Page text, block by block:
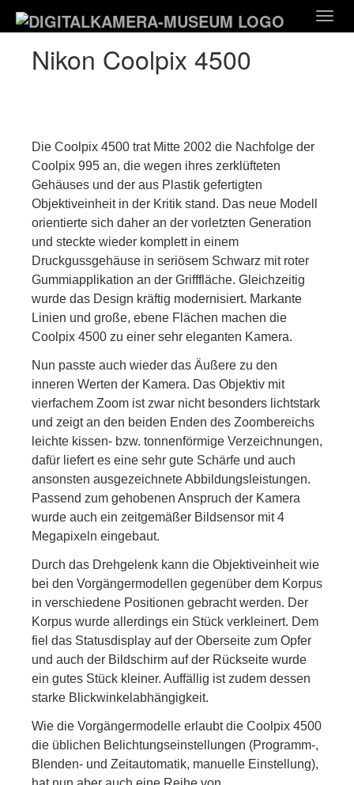
Hauptinhalt
Nikon Coolpix 4500
Die Coolpix 4500 trat Mitte 2002 die Nachfolge der
Coolpix 995 an, die wegen ihres zerklüfteten
Gehäuses und der aus Plastik gefertigten
Objektiveinheit in der Kritik stand. Das neue Modell
orientierte sich daher an der vorletzten Generation
und steckte wieder komplett in einem
Druckgussgehäuse in seriösem Schwarz mit roter
Gummiapplikation an der Grifffläche. Gleichzeitig
wurde das Design kräftig modernisiert. Markante
Linien und große, ebene Flächen machen die
Coolpix 4500 zu einer sehr eleganten Kamera.
Nun passte auch wieder das Äußere zu den
inneren Werten der Kamera. Das Objektiv mit
vierfachem Zoom ist zwar nicht besonders lichtstark
und zeigt an den beiden Enden des Zoombereichs
leichte kissen- bzw. tonnenförmige Verzeichnungen,
dafür liefert es eine sehr gute Schärfe und auch
ansonsten ausgezeichnete Abbildungsleistungen.
Passend zum gehobenen Anspruch der Kamera
wurde auch ein zeitgemäßer Bildsensor mit 4
Megapixeln eingebaut.
Durch das Drehgelenk kann die Objektiveinheit wie
bei den Vorgängermodellen gegenüber dem Korpus
in verschiedene Positionen gebracht werden. Der
Korpus wurde allerdings ein Stück verkleinert. Dem
fiel das Statusdisplay auf der Oberseite zum Opfer
und auch der Bildschirm auf der Rückseite wurde
ein gutes Stück kleiner. Auffällig ist zudem dessen
starke Blickwinkelabhängigkeit.
Wie die Vorgängermodelle erlaubt die Coolpix 4500
die üblichen Belichtungseinstellungen (Programm-,
Blenden- und Zeitautomatik, manuelle Einstellung),